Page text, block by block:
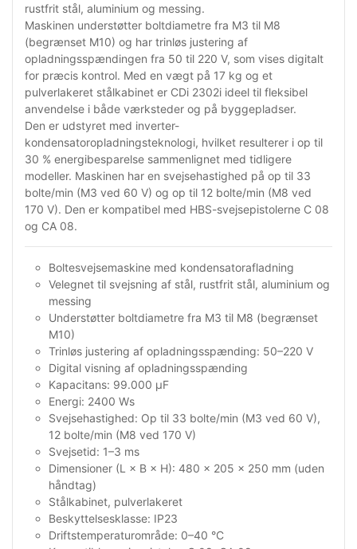
rustfrit stål, aluminium og messing.
Maskinen understøtter boltdiametre fra M3 til M8
(begrænset M10) og har trinløs justering af
opladningsspændingen fra 50 til 220 V, som vises digitalt
for præcis kontrol. Med en vægt på 17 kg og et
pulverlakeret stålkabinet er CDi 2302i ideel til fleksibel
anvendelse i både værksteder og på byggepladser.
Den er udstyret med inverter-
kondensatoropladningsteknologi, hvilket resulterer i op til
30 % energibesparelse sammenlignet med tidligere
modeller. Maskinen har en svejsehastighed på op til 33
bolte/min (M3 ved 60 V) og op til 12 bolte/min (M8 ved
170 V). Den er kompatibel med HBS-svejsepistolerne C 08
og CA 08.
Boltesvejsemaskine med kondensatorafladning
Velegnet til svejsning af stål, rustfrit stål, aluminium og
messing
Understøtter boltdiametre fra M3 til M8 (begrænset
M10)
Trinløs justering af opladningsspænding: 50–220 V
Digital visning af opladningsspænding
Kapacitans: 99.000 µF
Energi: 2400 Ws
Svejsehastighed: Op til 33 bolte/min (M3 ved 60 V),
12 bolte/min (M8 ved 170 V)
Svejsetid: 1–3 ms
Dimensioner (L × B × H): 480 × 205 × 250 mm (uden
håndtag)
Stålkabinet, pulverlakeret
Beskyttelsesklasse: IP23
Driftstemperaturområde: 0–40 °C